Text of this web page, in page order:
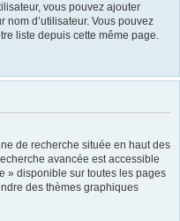
vous pouvez ajouter
d’utilisateur. Vous pouvez
liste depuis cette même page.
de recherche située en haut des
avancée est accessible
» disponible sur toutes les pages
des thèmes graphiques